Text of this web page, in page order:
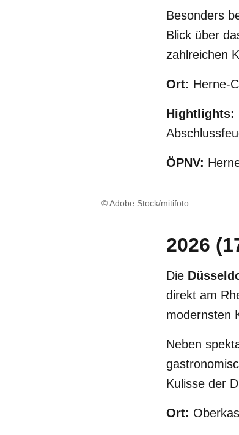
Besonders
Blick über
zahlreichen
Ort: Herne-
Hightlights:
ÖPNV:
© Adobe Stock/mitifoto
2026
Die
direkt am
modernsten
Neben
Kulisse der
Ort: